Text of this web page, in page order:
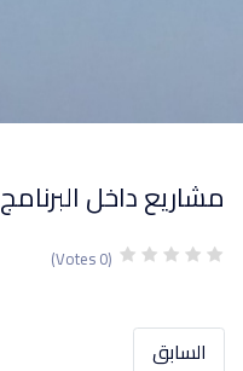
مشاريع داخل
(0 Votes)
السابق